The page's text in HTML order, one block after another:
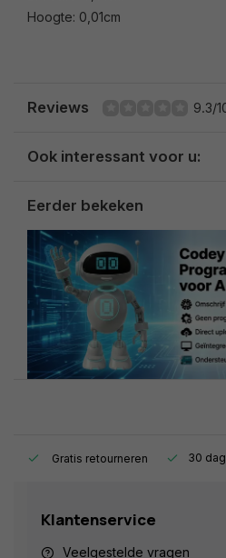
Hoogte: 0,01cm
Reviews 9.3/
Ook interessant voor u:
Eerder bekeken
Gratis retourneren 30
Klantenservice
Veelgestelde vragen